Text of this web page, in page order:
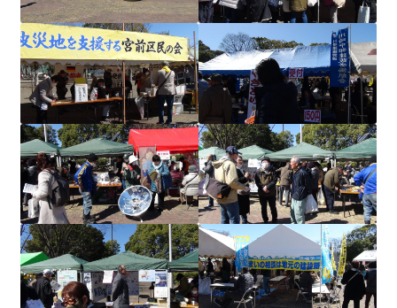
2022.7.15東電・株主訴訟 経営陣に13兆円賠償命令
2022.8.1 福島第一原発 汚染配管撤去 失敗続きで計画
断念
2022.8.9 福島第一原発 汚染水海洋放出トンネル工事
着工
2022.12.25美浜原発 運転停止認めず 稼働４０年
超 老朽対策容認
2023.1.19 東電旧経営陣、二審も無罪 民事裁判で認
めた「長期評価」を否定